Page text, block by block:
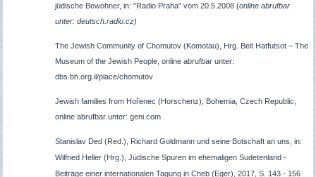
jüdische Bewohner, in: "Radio Praha" vom 20.5.2008 (online abrufbar
unter: deutsch.radio.cz)
The Jewish Community of Chomutov (Komotau), Hrg. Beit Hatfutsot – The
Museum of the Jewish People, online abrufbar unter:
dbs.bh.org.il/place/chomutov
Jewish families from Hořenec (Horschenz), Bohemia, Czech Republic,
online abrufbar unter: geni.com
Stanislav Ded (Red.), Richard Goldmann und seine Botschaft an uns , in:
Wilfried Heller (Hrg.), Jüdische Spuren im ehemaligen Sudetenland -
Beiträge einer internationalen Tagung in Cheb (Eger), 2017, S. 143 - 156